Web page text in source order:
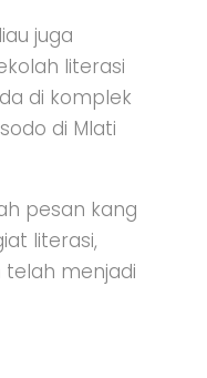
juga
literasi
di komplek
di Mlati
pesan kang
literasi,
telah menjadi